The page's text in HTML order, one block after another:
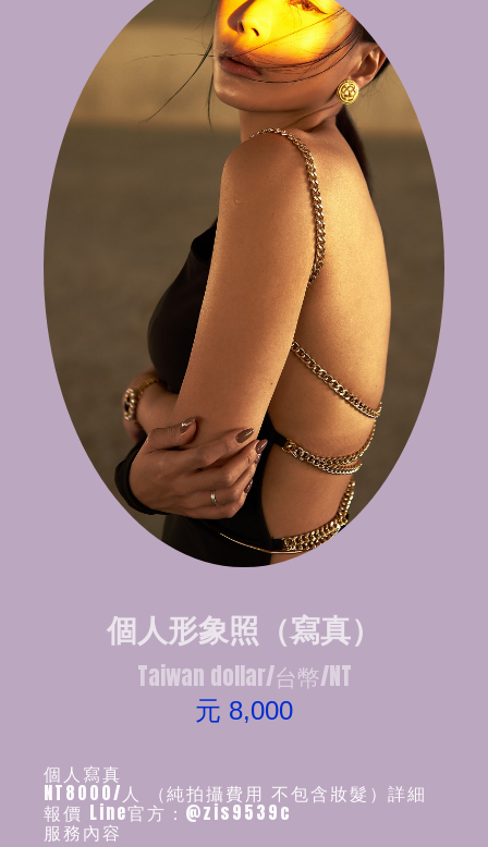
個人形象照（寫真）
Taiwan dollar/台幣/NT
元 8,000
個人寫真
NT8000/人 （純拍攝費用 不包含妝髮）詳細
報價 Line官方：@zis9539c
服務內容